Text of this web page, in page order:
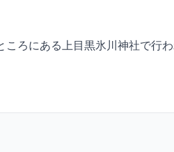
ろにある上目黒氷川神社で行わ